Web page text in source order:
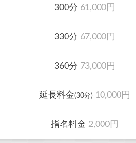
300分 61,000円
330分 67,000円
360分 73,000円
延長料金(30分) 10,000円
指名料金 2,000円